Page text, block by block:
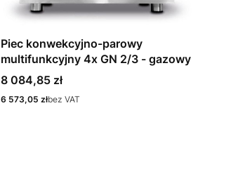
Piec konwekcyjno-parowy
multifunkcyjny 4x GN 2/3 - gazowy
Cena
8 084,85 zł
Cena
6 573,05 złbez VAT